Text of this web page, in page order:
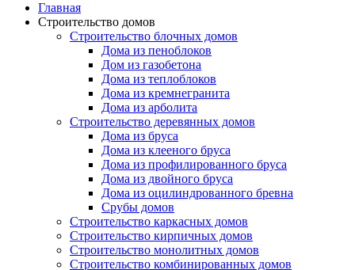
Главная
Строительство домов
Строительство блочных домов
Дома из пеноблоков
Дом из газобетона
Дома из теплоблоков
Дома из кремнегранита
Дома из арболита
Строительство деревянных домов
Дома из бруса
Дома из клееного бруса
Дома из профилированного бруса
Дома из двойного бруса
Дома из оцилиндрованного бревна
Срубы домов
Строительство каркасных домов
Строительство кирпичных домов
Строительство монолитных домов
Строительство комбинированных домов